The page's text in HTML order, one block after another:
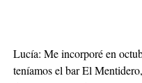
Lucía: Me incorporé en
teníamos el bar El